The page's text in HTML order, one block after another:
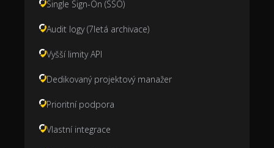
Single Sign-On (SSO)
Audit logy (7letá archivace)
Vyšší limity API
Dedikovaný projektový manažer
Prioritní podpora
Vlastní integrace